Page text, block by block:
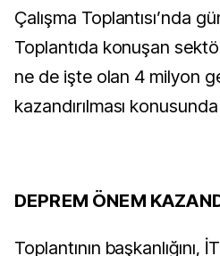
Çalışma Toplantısı’nda
Toplantıda konuşan
ne de işte olan 4 milyon
kazandırılması
DEPREM ÖNEM
Toplantının başkanlığını,